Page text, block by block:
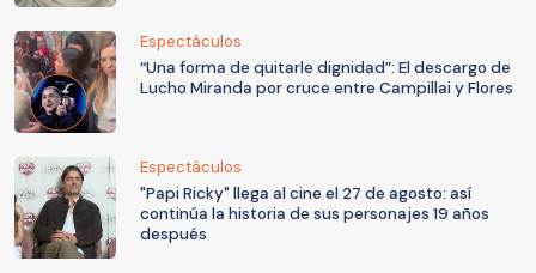
Espectáculos
“Una forma de quitarle dignidad”: El descargo de
Lucho Miranda por cruce entre Campillai y Flores
Espectáculos
"Papi Ricky" llega al cine el 27 de agosto: así
continúa la historia de sus personajes 19 años
después